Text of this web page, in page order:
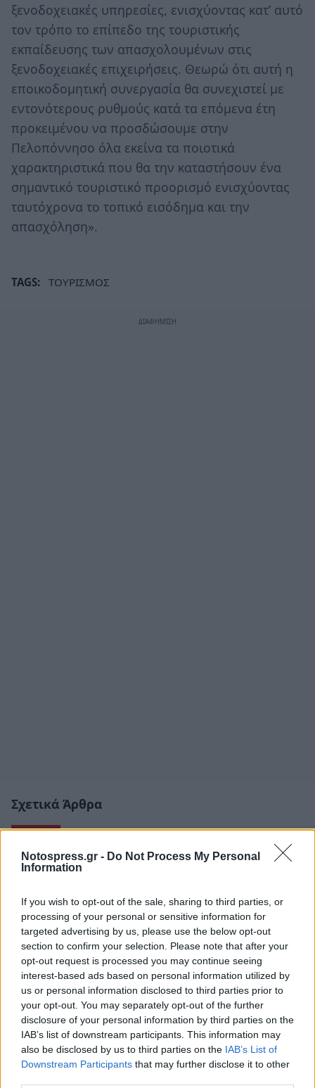
Notospress.gr - Do Not Process My Personal
Information
If you wish to opt-out of the sale, sharing to third parties, or
processing of your personal or sensitive information for
targeted advertising by us, please use the below opt-out
section to confirm your selection. Please note that after your
opt-out request is processed you may continue seeing
interest-based ads based on personal information utilized by
us or personal information disclosed to third parties prior to
your opt-out. You may separately opt-out of the further
disclosure of your personal information by third parties on the
IAB’s list of downstream participants. This information may
also be disclosed by us to third parties on the IAB’s List of
Downstream Participants that may further disclose it to other
ξενοδοχειακές υπηρεσίες, ενισχύοντας κατ’ αυτό
τον τρόπο το επίπεδο της τουριστικής
εκπαίδευσης των απασχολουμένων στις
ξενοδοχειακές επιχειρήσεις. Θεωρώ ότι αυτή η
εποικοδομητική συνεργασία θα συνεχιστεί με
εντονότερους ρυθμούς κατά τα επόμενα έτη
προκειμένου να προσδώσουμε στην
Πελοπόννησο όλα εκείνα τα ποιοτικά
χαρακτηριστικά που θα την καταστήσουν ένα
σημαντικό τουριστικό προορισμό ενισχύοντας
ταυτόχρονα το τοπικό εισόδημα και την
απασχόληση».
TAGS: ΤΟΥΡΙΣΜΟΣ
Σχετικά Άρθρα
Άνοιξε η πλατφόρμα για το πρόγραμμα
«Τουρισμός για Όλους» - Ποια ΑΦΜ
υποβάλλουν σήμερα αιτήσεις